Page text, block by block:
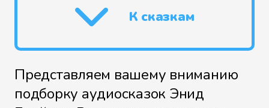
К сказкам
Представляем вашему вниманию
подборку аудиосказок Энид